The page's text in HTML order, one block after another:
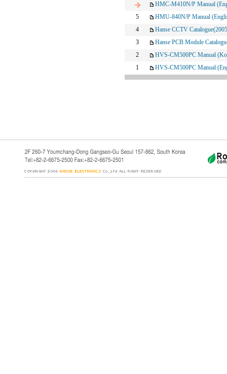
HMC-M410N/P Manual
5
HMU-840N/P Manual
4
Hanse CCTV
3
Hanse PCB Module
2
HVS-CM500PC Manual
1
HVS-CM500PC Manual